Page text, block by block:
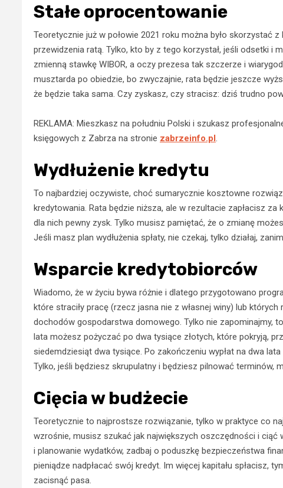
Stałe oprocentowanie
Teoretycznie już w połowie 2021 roku można było skorzystać
przewidzenia ratą. Tylko, kto by z tego korzystał, jeśli odsetki i
zmienną stawkę WIBOR, a oczy prezesa tak szczerze i
musztarda po obiedzie, bo zwyczajnie, rata będzie jeszcze
że będzie taka sama. Czy zyskasz, czy stracisz: dziś trudno
REKLAMA: Mieszkasz na południu Polski i szukasz
księgowych z Zabrza na stronie zabrzeinfo.pl.
Wydłużenie kredytu
To najbardziej oczywiste, choć sumarycznie kosztowne
kredytowania. Rata będzie niższa, ale w rezultacie zapłacisz
dla nich pewny zysk. Tylko musisz pamiętać, że o zmianę
Jeśli masz plan wydłużenia spłaty, nie czekaj, tylko działaj,
Wsparcie kredytobiorców
Wiadomo, że w życiu bywa różnie i dlatego przygotowano
które straciły pracę (rzecz jasna nie z własnej winy) lub
dochodów gospodarstwa domowego. Tylko nie zapominajmy,
lata możesz pożyczać po dwa tysiące złotych, które pokryją,
siedemdziesiąt dwa tysiące. Po zakończeniu wypłat na dwa
Tylko, jeśli będziesz skrupulatny i będziesz pilnować terminów,
Cięcia w budżecie
Teoretycznie to najprostsze rozwiązanie, tylko w praktyce co
wzrośnie, musisz szukać jak największych oszczędności i ciąć
i planowanie wydatków, zadbaj o poduszkę bezpieczeństwa
pieniądze nadpłacać swój kredyt. Im więcej kapitału spłacisz,
zacisnąć pasa.